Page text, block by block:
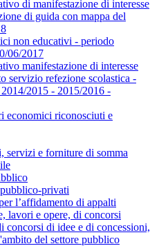
di manifestazione di interesse
di guida con mappa del
non educativi - periodo
06/2017
manifestazione di interesse
servizio refezione scolastica -
2015 - 2015/2016 -
economici riconosciuti e
e forniture di somma
privati
l’affidamento di appalti
lavori e opere, di concorsi
concorsi di idee e di concessioni,
del settore pubblico